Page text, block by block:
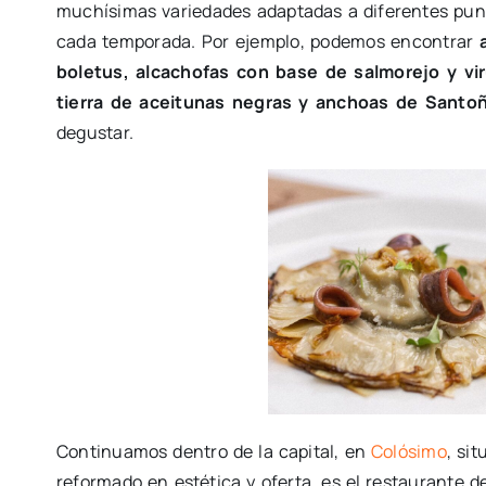
muchísimas variedades adaptadas a diferentes
cada temporada. Por ejemplo, podemos encontrar
boletus, alcachofas con base de salmorejo y
tierra de aceitunas negras y anchoas de
degustar.
Continuamos dentro de la capital, en Colósimo,